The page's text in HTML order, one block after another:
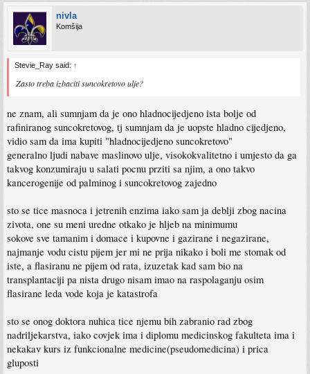
nivla
Komšija
Stevie_Ray said: ↑
Zasto treba izbaciti suncokretovo ulje?
ne znam, ali sumnjam da je ono hladnocijedjeno ista bolje od
rafiniranog suncokretovog, tj sumnjam da je uopste hladno cijedjeno,
vidio sam da ima kupiti "hladnocijedjeno suncokretovo"
generalno ljudi nabave maslinovo ulje, visokokvalitetno i umjesto da ga
takvog konzumiraju u salati pocnu prziti sa njim, a ono takvo
kancerogenije od palminog i suncokretovog zajedno
sto se tice masnoca i jetrenih enzima iako sam ja deblji zbog nacina
zivota, one su meni uredne otkako je hljeb na minimumu
sokove sve tamanim i domace i kupovne i gazirane i negazirane,
najmanje vodu cistu pijem jer mi ne prija nikako i boli me stomak od
iste, a flasiranu ne pijem od rata, izuzetak kad sam bio na
transplantaciji pa nista drugo nisam imao na raspolaganju osim
flasirane leda vode koja je katastrofa
sto se onog doktora nuhica tice njemu bih zabranio rad zbog
nadriljekarstva, iako covjek ima i diplomu medicinskog fakulteta ima i
nekakav kurs iz funkcionalne medicine(pseudomedicina) i prica
gluposti